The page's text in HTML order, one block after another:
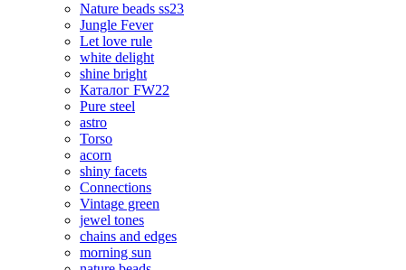
Nature beads ss23
Jungle Fever
Let love rule
white delight
shine bright
Каталог FW22
Pure steel
astro
Torso
acorn
shiny facets
Connections
Vintage green
jewel tones
chains and edges
morning sun